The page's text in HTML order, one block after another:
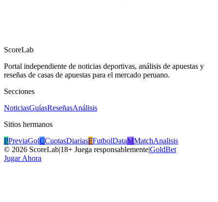
ScoreLab
Portal independiente de noticias deportivas, análisis de apuestas y
reseñas de casas de apuestas para el mercado peruano.
Secciones
NoticiasGuíasReseñasAnálisis
Sitios hermanos
PPreviaGolCCuotasDiariasFFutbolDataMMatchAnalisis
© 2026 ScoreLab|18+ Juega responsablemente|GoldBet
Jugar Ahora